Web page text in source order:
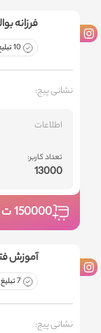
فرزانه
10 تبلیغ داده شده
نشانی پیج:
اطلاعات
تعداد کاربر:
13000
150000ت
آموزش
7 تبلیغ داده شده
نشانی پیج: